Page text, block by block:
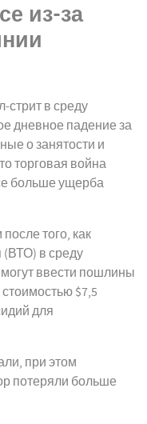
из-за
стрит в среду
дневное падение за
о занятости и
торговая война
больше ущерба
того, как
(ВТО) в среду
ввести пошлины
$7,5
для
при этом
потеряли больше